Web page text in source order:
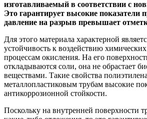
изготавливаемый в соответствии с
Это гарантирует высокие показатели
давление на разрыв превышает
Для этого материала характерной
устойчивость к воздействию
процессам окисления. На его
откладываются соли, она не обрастает
веществами. Такие свойства
металлопластиковым трубам высокие
антикоррозионной стойкости.
Поскольку на внутренней поверхности